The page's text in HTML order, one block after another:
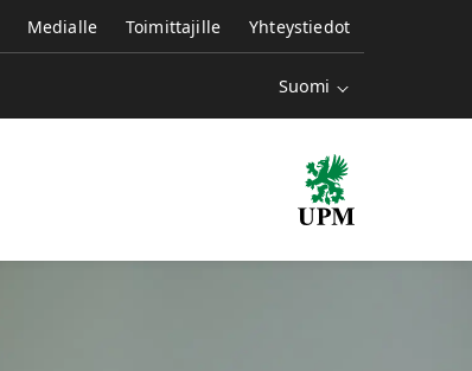
Medialle Toimittajille Yhteystiedot
Suomi